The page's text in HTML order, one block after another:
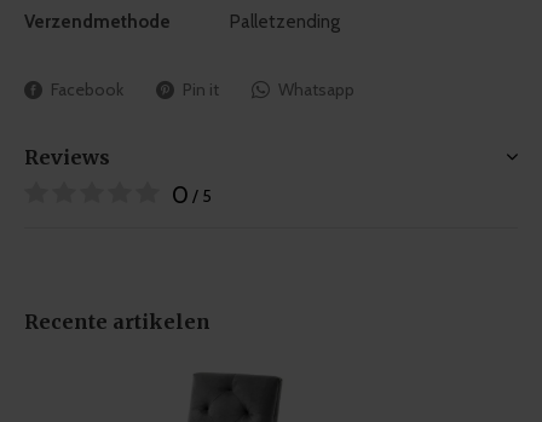
Verzendmethode
Palletzending
Facebook Pin it Whatsapp
Reviews
0 / 5
Recente artikelen